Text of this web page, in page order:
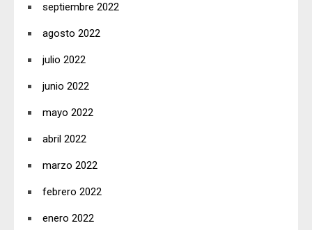
septiembre 2022
agosto 2022
julio 2022
junio 2022
mayo 2022
abril 2022
marzo 2022
febrero 2022
enero 2022